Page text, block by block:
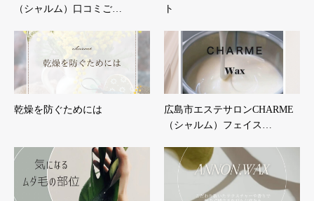
（シャルム）口コミご…
ト
乾燥を防ぐためには
広島市エステサロンCHARME
（シャルム）フェイス…